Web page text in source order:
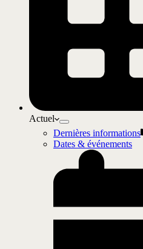
Actuel
Dernières informations
Dates & événements